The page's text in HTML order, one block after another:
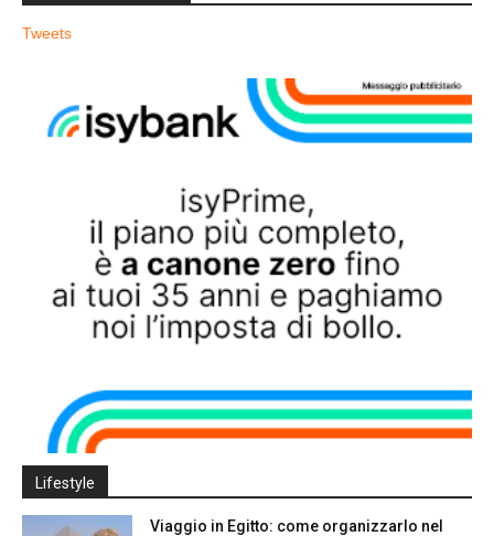
Tweets
Lifestyle
Viaggio in Egitto: come organizzarlo nel